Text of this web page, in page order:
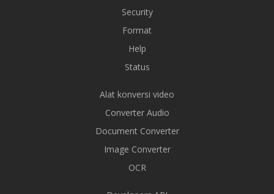
Security
Format
Help
Status
Alat konversi video
Converter Audio
Document Converter
Image Converter
OCR